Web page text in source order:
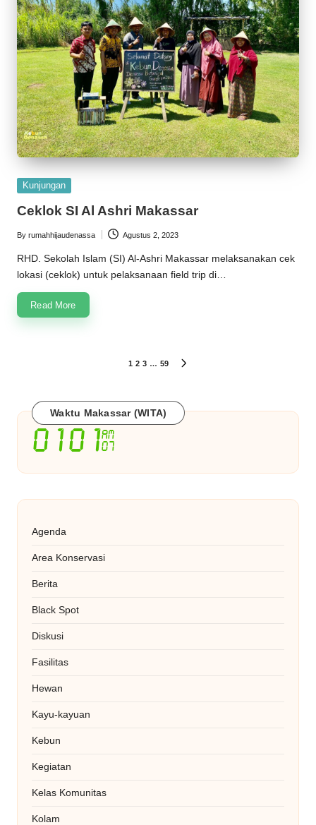
Posted
Kunjungan
Ceklok SI Al Ashri Makassar
Posted
by
By rumahhijaudenassa Agustus 2, 2023
RHD. Sekolah Islam (SI) Al-Ashri Makassar melaksanakan cek
lokasi (ceklok) untuk pelaksanaan field trip di…
Read More
1 2 3 … 59
Waktu Makassar (WITA)
Agenda
Area Konservasi
Berita
Black Spot
Diskusi
Fasilitas
Hewan
Kayu-kayuan
Kebun
Kegiatan
Kelas Komunitas
Kolam